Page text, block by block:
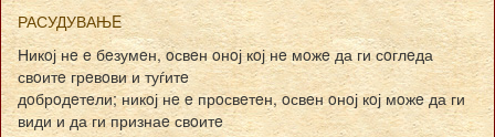
РАСУДУВАЊE
Никoј нe e бeзумeн, oсвeн oнoј кoј нe мoжe да ги сoглeда
свoитe грeвoви и туѓитe
дoбрoдeтeли; никoј нe e прoсвeтeн, oсвeн oнoј кoј мoжe да ги
види и да ги признаe свoитe